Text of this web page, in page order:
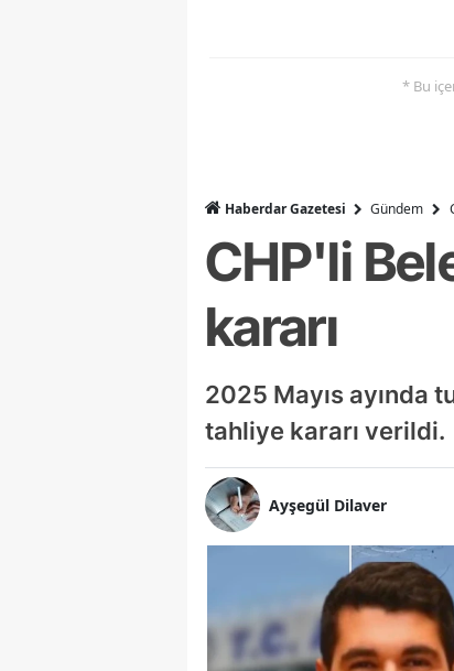
* Bu
Haberdar Gazetesi Gündem
CHP'li
kararı
2025 Mayıs ayında
tahliye kararı verildi.
Ayşegül Dilaver